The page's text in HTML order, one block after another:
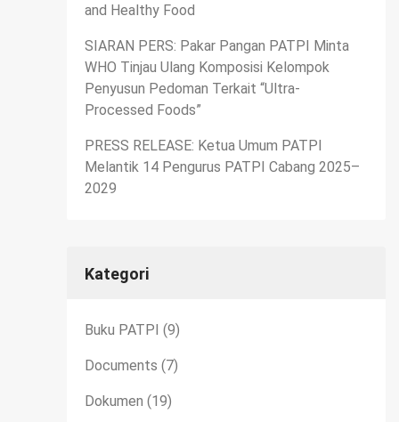
and Healthy Food
SIARAN PERS: Pakar Pangan PATPI Minta
WHO Tinjau Ulang Komposisi Kelompok
Penyusun Pedoman Terkait “Ultra-
Processed Foods”
PRESS RELEASE: Ketua Umum PATPI
Melantik 14 Pengurus PATPI Cabang 2025–
2029
Kategori
Buku PATPI (9)
Documents (7)
Dokumen (19)